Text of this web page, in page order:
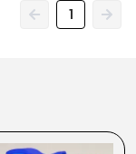
1